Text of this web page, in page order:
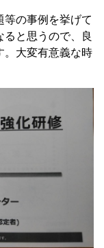
等の事例を挙げて
と思うので、良
。大変有意義な時